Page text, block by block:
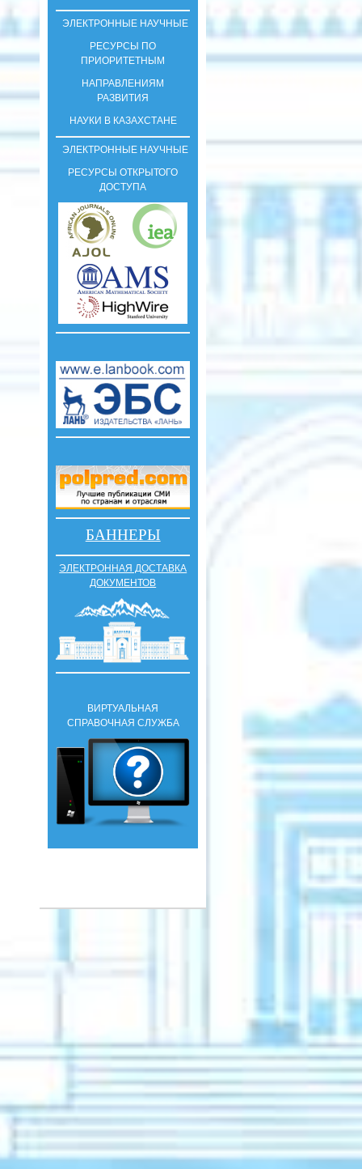
ЭЛЕКТРОННЫЕ НАУЧНЫЕ
РЕСУРСЫ ПО
ПРИОРИТЕТНЫМ
НАПРАВЛЕНИЯМ
РАЗВИТИЯ
НАУКИ В КАЗАХСТАНЕ
ЭЛЕКТРОННЫЕ НАУЧНЫЕ
РЕСУРСЫ ОТКРЫТОГО
ДОСТУПА
БАННЕРЫ
ЭЛЕКТРОННАЯ ДОСТАВКА
ДОКУМЕНТОВ
ВИРТУАЛЬНАЯ
СПРАВОЧНАЯ СЛУЖБА